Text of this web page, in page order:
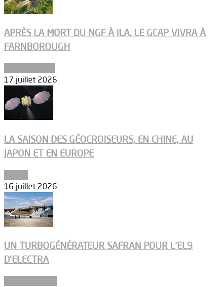
APRÈS LA MORT DU NGF À ILA, LE GCAP VIVRA À
FARNBOROUGH
17 juillet 2026
LA SAISON DES GÉOCROISEURS, EN CHINE, AU
JAPON ET EN EUROPE
16 juillet 2026
UN TURBOGÉNÉRATEUR SAFRAN POUR L’EL9
D’ELECTRA